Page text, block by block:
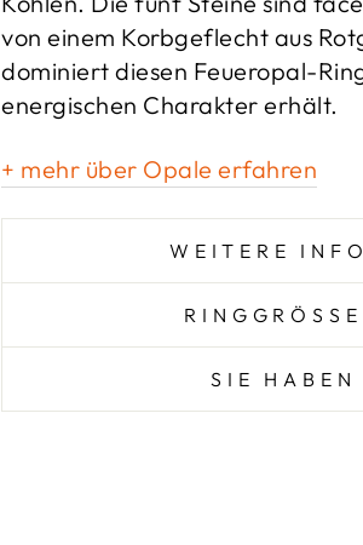
von einem Korbgeflecht aus
dominiert diesen Feueropal-
energischen Charakter erhält.
+ mehr über Opale erfahren
WEITERE
SIE HABEN